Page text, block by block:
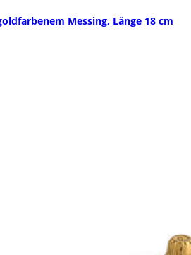
Messing, Länge 18 cm